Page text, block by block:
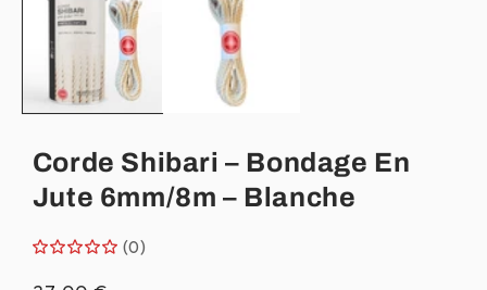
dans
une
fenêtre
modale
Corde Shibari – Bondage En
Jute 6mm/8m – Blanche
(0)